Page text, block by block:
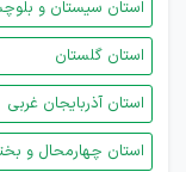
استان سیستان و
استان گلستان
استان آذربایجان غربی
استان چهارمحال و